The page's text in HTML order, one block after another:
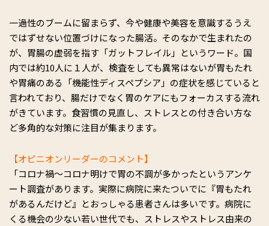
一過性のブームに留まらず、今や健康や美容を意識するうえ
ではずせない位置づけになった腸活。そのなかで生まれたの
が、胃腸の虚弱を指す「ガットフレイル」というワード。国
内では約10人に１人が、検査をしても異常はないが胃もたれ
や胃痛のある「機能性ディスペプシア」の症状を感じていると
言われており、腸だけでなく胃のケアにもフォーカスする流れ
がきています。食習慣の見直し、ストレスとの付き合い方な
ど多角的な対策に注目が集まります。
【オピニオンリーダーのコメント】
「コロナ禍～コロナ明けで胃の不調が多かったというアンケ
ート調査があります。実際に病院に来たついでに『胃もたれ
があるんだけど』とおっしゃる患者さんは多いです。病院に
くる機会の少ない若い世代でも、ストレスやストレス由来の